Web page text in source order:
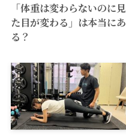
「体重は変わらないのに見
た目が変わる」は本当にあ
る？